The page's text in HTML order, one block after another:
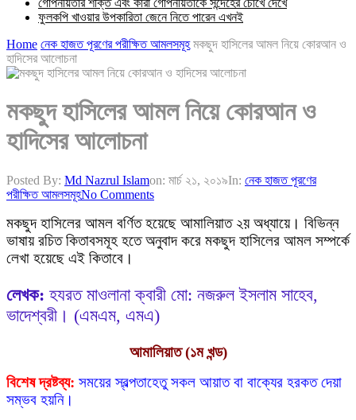
গোপনীয়তার শক্তি এবং কারা গোপনীয়তাকে সন্দেহের চোখে দেখে
ফুলকপি খাওয়ার উপকারিতা জেনে নিতে পারেন এখনই
Home নেক হাজত পূরণের পরীক্ষিত আমলসমূহ মকছুদ হাসিলের আমল নিয়ে কোরআন ও
হাদিসের আলোচনা
মকছুদ হাসিলের আমল নিয়ে কোরআন ও
হাদিসের আলোচনা
Posted By: Md Nazrul Islamon: মার্চ ২১, ২০১৯In: নেক হাজত পূরণের
পরীক্ষিত আমলসমূহNo Comments
মকছুদ হাসিলের আমল বর্ণিত হয়েছে আমালিয়াত ২য় অধ্যায়ে। বিভিন্ন
ভাষায় রচিত কিতাবসমূহ হতে অনুবাদ করে মকছুদ হাসিলের আমল সম্পর্কে
লেখা হয়েছে এই কিতাবে।
লেখক: হযরত মাওলানা ক্বারী মো: নজরুল ইসলাম সাহেব,
ভাদেশ্বরী। (এমএম, এমএ)
আমালিয়াত (১ম খন্ড)
বিশেষ দ্রষ্টব্য: সময়ের স্বল্পতাহেতু সকল আয়াত বা বাক্যের হরকত দেয়া
সম্ভব হয়নি।